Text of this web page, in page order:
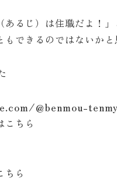
るじ）は住職だよ！
できるのではないかと
@benmou-
ちら
ら